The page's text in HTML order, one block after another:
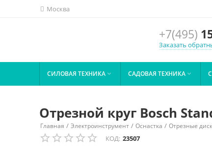
Москва
+7(495)
Заказать
СИЛОВАЯ ТЕХНИКА  САДОВАЯ ТЕХНИКА 
Отрезной круг Bosch
Главная / Электроинструмент / Оснастка / Отрезные
КОД: 23507